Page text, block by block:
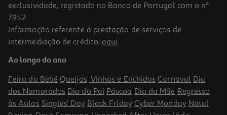
4.7
Coloração Olia Garnier Louro 7.0
7.79 €/un
7,79 €
exclusividade, registado no Banco de Portugal com o nº
7952.
Informação referente à prestação de serviços de
intermediação de crédito, aqui.
Ao longo do ano
Feira do Bebé Queijos, Vinhos e Enchidos Carnaval Dia
dos Namorados Dia do Pai Páscoa Dia da Mãe Regresso
às Aulas Singles' Day Black Friday Cyber Monday Natal